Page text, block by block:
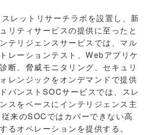
レットリサーチラボを設置し、新
リティサービスの提供に至ったと
テリジェンスサービスでは、マル
レーションテスト、Webアプリケ
断、脅威モニタリング、セキュリ
レンジックをオンデマンドで提供
バンストSOCサービスでは、スレ
スをベースにインテリジェンス主
来のSOCではカバーできない高
るオペレーションを提供する。